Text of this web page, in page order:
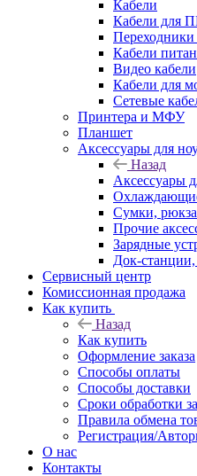
Кабели
Кабели для
Кабели
Видео кабели
Кабели для
Сетевые
Принтера и МФУ
Планшет
Аксессуары для
Назад
Аксессуары
Сумки,
Прочие
Зарядные
Док-
Сервисный центр
Комиссионная продажа
Как купить
Назад
Как купить
Оформление заказа
Способы оплаты
Способы доставки
Сроки обработки
Правила обмена
Регистрация/
О нас
Контакты